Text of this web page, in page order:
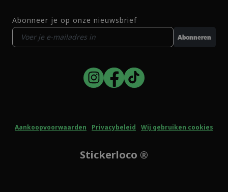
Abonneer je op onze nieuwsbrief
Abonneren
Aankoopvoorwaarden Privacybeleid Wij gebruiken cookies
Stickerloco ®